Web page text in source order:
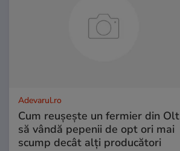
Adevarul.ro
Cum reușește un fermier din Olt
să vândă pepenii de opt ori mai
scump decât alți producători